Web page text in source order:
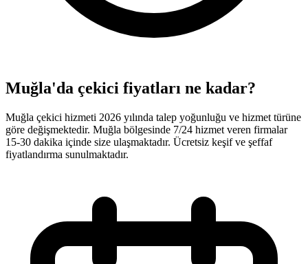
Muğla'da çekici fiyatları ne kadar?
Muğla çekici hizmeti 2026 yılında talep yoğunluğu ve hizmet türüne
göre değişmektedir. Muğla bölgesinde 7/24 hizmet veren firmalar
15-30 dakika içinde size ulaşmaktadır. Ücretsiz keşif ve şeffaf
fiyatlandırma sunulmaktadır.